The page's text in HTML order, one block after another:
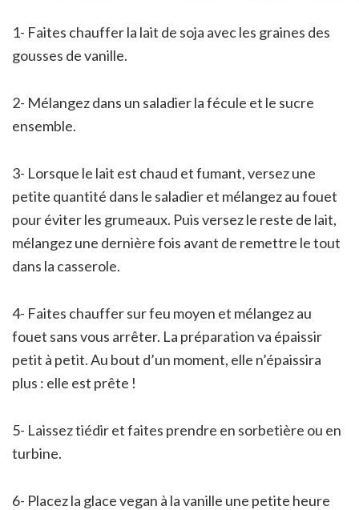
1- Faites chauffer la lait de soja avec les graines des
gousses de vanille.
2- Mélangez dans un saladier la fécule et le sucre
ensemble.
3- Lorsque le lait est chaud et fumant, versez une
petite quantité dans le saladier et mélangez au fouet
pour éviter les grumeaux. Puis versez le reste de lait,
mélangez une dernière fois avant de remettre le tout
dans la casserole.
4- Faites chauffer sur feu moyen et mélangez au
fouet sans vous arrêter. La préparation va épaissir
petit à petit. Au bout d’un moment, elle n’épaissira
plus : elle est prête !
5- Laissez tiédir et faites prendre en sorbetière ou en
turbine.
6- Placez la glace vegan à la vanille une petite heure